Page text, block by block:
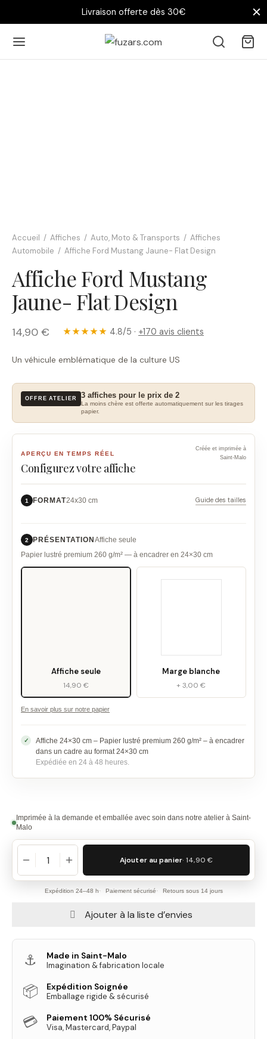
Livraison offerte dès 30€
Accueil / Affiches / Auto, Moto & Transports / Affiches
Automobile / Affiche Ford Mustang Jaune- Flat Design
Affiche Ford Mustang
Jaune- Flat Design
14,90 € ★★★★★ 4.8/5 · +170 avis clients
Un véhicule emblématique de la culture US
OFFRE ATELIER 3 affiches pour le prix de 2
La moins chère est offerte automatiquement sur les tirages
papier.
APERÇU EN TEMPS RÉEL
Configurez votre affiche
Créée et imprimée à
Saint-Malo
1 FORMAT24x30 cm Guide des tailles
2 PRÉSENTATION Affiche seule
Papier lustré premium 260 g/m² — à encadrer en 24×30 cm
Affiche seule
14,90 €
Marge blanche
+ 3,00 €
En savoir plus sur notre papier
Affiche 24×30 cm – Papier lustré premium 260 g/m² – à encadrer
dans un cadre au format 24×30 cm
Expédiée en 24 à 48 heures.
Imprimée à la demande et emballée avec soin dans notre atelier à Saint-
Malo
Ajouter au panier· 14,90 €
Expédition 24–48 h Paiement sécurisé Retours sous 14 jours
Ajouter à la liste d’envies
⚓ Made in Saint-Malo
Imagination & fabrication locale
📦 Expédition Soignée
Emballage rigide & sécurisé
💳 Paiement 100% Sécurisé
Visa, Mastercard, Paypal